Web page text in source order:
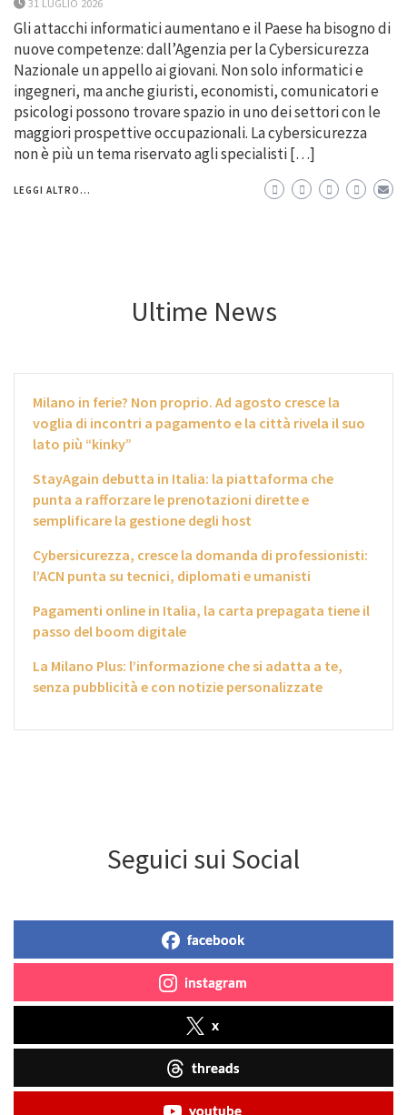
31 LUGLIO 2026
Gli attacchi informatici aumentano e il Paese ha bisogno di
nuove competenze: dall’Agenzia per la Cybersicurezza
Nazionale un appello ai giovani. Non solo informatici e
ingegneri, ma anche giuristi, economisti, comunicatori e
psicologi possono trovare spazio in uno dei settori con le
maggiori prospettive occupazionali. La cybersicurezza
non è più un tema riservato agli specialisti […]
LEGGI ALTRO...
Ultime News
Milano in ferie? Non proprio. Ad agosto cresce la
voglia di incontri a pagamento e la città rivela il suo
lato più “kinky”
StayAgain debutta in Italia: la piattaforma che
punta a rafforzare le prenotazioni dirette e
semplificare la gestione degli host
Cybersicurezza, cresce la domanda di professionisti:
l’ACN punta su tecnici, diplomati e umanisti
Pagamenti online in Italia, la carta prepagata tiene il
passo del boom digitale
La Milano Plus: l’informazione che si adatta a te,
senza pubblicità e con notizie personalizzate
Seguici sui Social
facebook
instagram
x
threads
youtube